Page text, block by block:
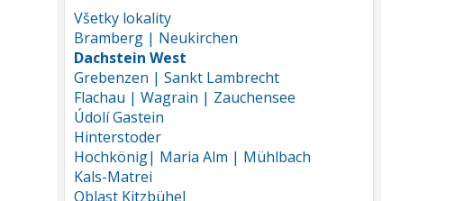
Všetky lokality
Bramberg | Neukirchen
Dachstein West
Grebenzen | Sankt Lambrecht
Flachau | Wagrain | Zauchensee
Údolí Gastein
Hinterstoder
Hochkönig| Maria Alm | Mühlbach
Kals-Matrei
Oblast Kitzbühel